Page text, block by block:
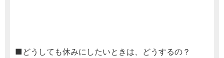
■どうしても休みにしたいときは、どうするの？